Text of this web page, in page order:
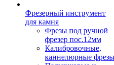
Фрезерный инструмент
для камня
Фрезы под ручной
фрезер пос.12мм
Калибровочные,
каннелюрные фрезы